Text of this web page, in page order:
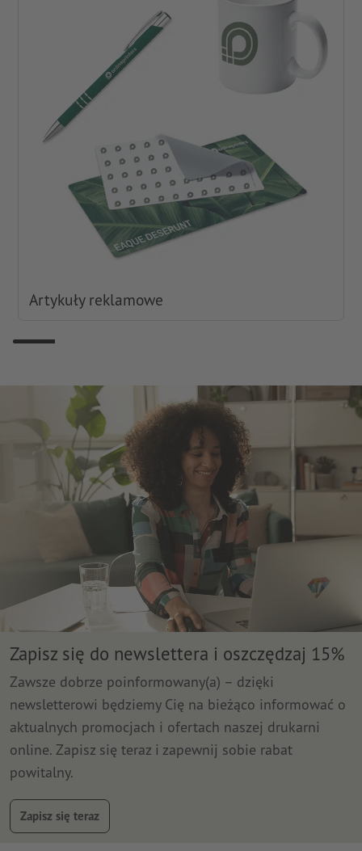
Artykuły reklamowe
Zapisz się do newslettera i oszczędzaj 15%
Zawsze dobrze poinformowany(a) – dzięki
newsletterowi będziemy Cię na bieżąco informować o
aktualnych promocjach i ofertach naszej drukarni
online. Zapisz się teraz i zapewnij sobie rabat
powitalny.
Zapisz się teraz